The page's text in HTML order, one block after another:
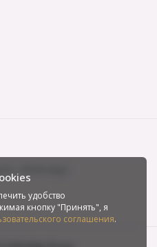
удобство
кнопку "Принять", я
соглашения.